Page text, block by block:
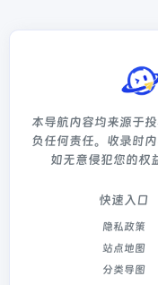
本导航内容均来源于
负任何责任。收录时
如无意侵犯您的权
快速入口
隐私政策
站点地图
分类导图